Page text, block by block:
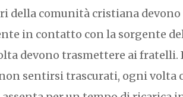
della comunità cristiana
in contatto con la sorgente
devono trasmettere ai fratelli.
sentirsi trascurati, ogni volta